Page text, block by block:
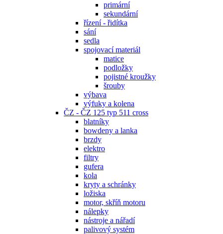
primární
sekundární
řízení - řidítka
sání
sedla
spojovací materiál
matice
podložky
pojistné kroužky
šrouby
výbava
výfuky a kolena
ČZ - ČZ 125 typ 511 cross
blatníky
bowdeny a lanka
brzdy
elektro
filtry
gufera
kola
kryty a schránky
ložiska
motor, skříň motoru
nálepky
nástroje a nářadí
palivový systém